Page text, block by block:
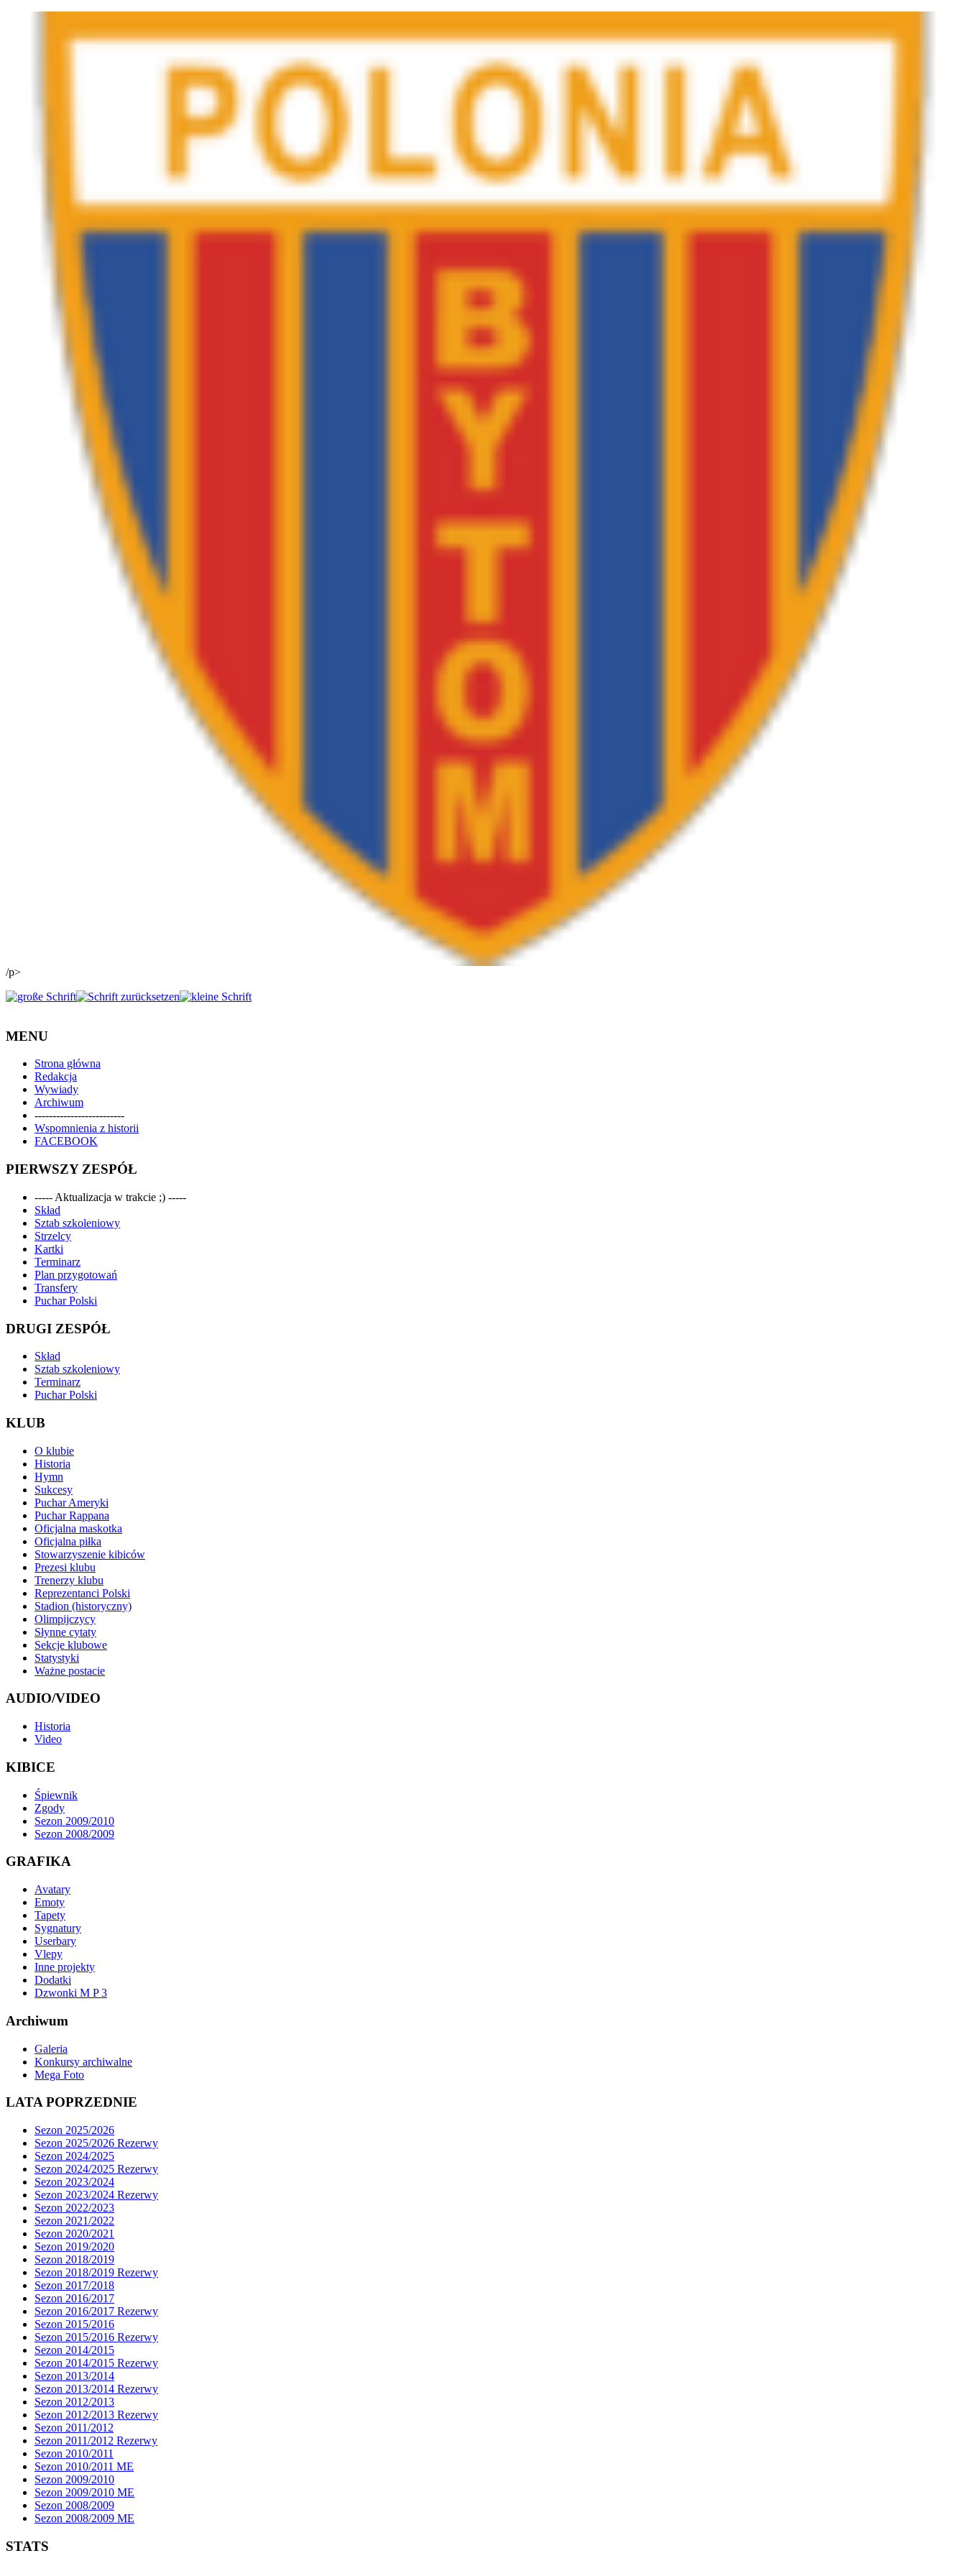
/p>
MENU
Strona główna
Redakcja
Wywiady
Archiwum
-------------------------
Wspomnienia z historii
FACEBOOK
PIERWSZY ZESPÓŁ
----- Aktualizacja w trakcie ;) -----
Skład
Sztab szkoleniowy
Strzelcy
Kartki
Terminarz
Plan przygotowań
Transfery
Puchar Polski
DRUGI ZESPÓŁ
Skład
Sztab szkoleniowy
Terminarz
Puchar Polski
KLUB
O klubie
Historia
Hymn
Sukcesy
Puchar Ameryki
Puchar Rappana
Oficjalna maskotka
Oficjalna piłka
Stowarzyszenie kibiców
Prezesi klubu
Trenerzy klubu
Reprezentanci Polski
Stadion (historyczny)
Olimpijczycy
Słynne cytaty
Sekcje klubowe
Statystyki
Ważne postacie
AUDIO/VIDEO
Historia
Video
KIBICE
Śpiewnik
Zgody
Sezon 2009/2010
Sezon 2008/2009
GRAFIKA
Avatary
Emoty
Tapety
Sygnatury
Userbary
Vlepy
Inne projekty
Dodatki
Dzwonki M P 3
Archiwum
Galeria
Konkursy archiwalne
Mega Foto
LATA POPRZEDNIE
Sezon 2025/2026
Sezon 2025/2026 Rezerwy
Sezon 2024/2025
Sezon 2024/2025 Rezerwy
Sezon 2023/2024
Sezon 2023/2024 Rezerwy
Sezon 2022/2023
Sezon 2021/2022
Sezon 2020/2021
Sezon 2019/2020
Sezon 2018/2019
Sezon 2018/2019 Rezerwy
Sezon 2017/2018
Sezon 2016/2017
Sezon 2016/2017 Rezerwy
Sezon 2015/2016
Sezon 2015/2016 Rezerwy
Sezon 2014/2015
Sezon 2014/2015 Rezerwy
Sezon 2013/2014
Sezon 2013/2014 Rezerwy
Sezon 2012/2013
Sezon 2012/2013 Rezerwy
Sezon 2011/2012
Sezon 2011/2012 Rezerwy
Sezon 2010/2011
Sezon 2010/2011 ME
Sezon 2009/2010
Sezon 2009/2010 ME
Sezon 2008/2009
Sezon 2008/2009 ME
STATS